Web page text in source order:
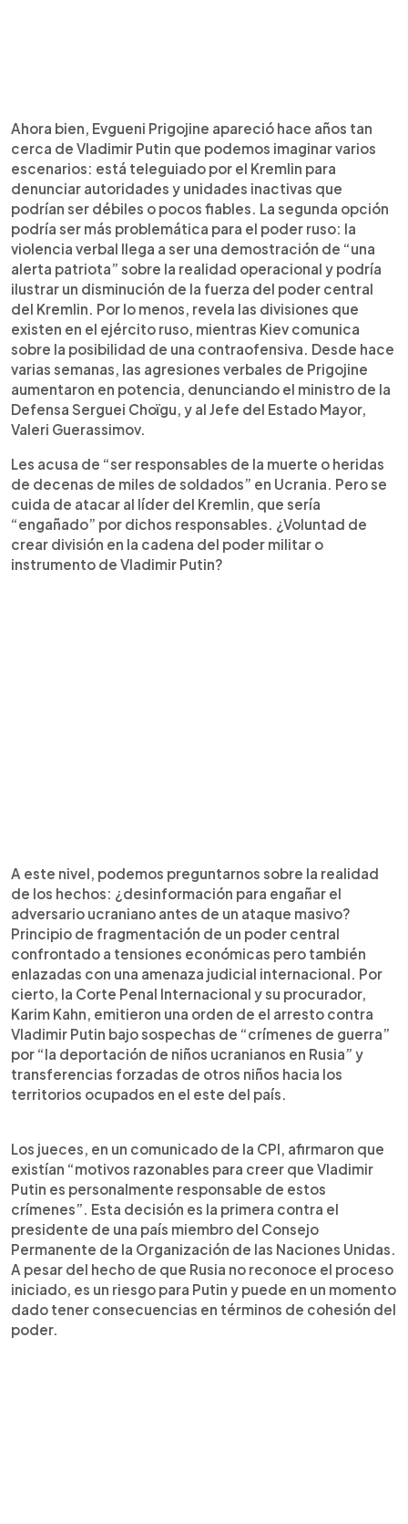
Ahora bien, Evgueni Prigojine apareció hace años tan
cerca de Vladimir Putin que podemos imaginar varios
escenarios: está teleguiado por el Kremlin para
denunciar autoridades y unidades inactivas que
podrían ser débiles o pocos fiables. La segunda opción
podría ser más problemática para el poder ruso: la
violencia verbal llega a ser una demostración de “una
alerta patriota” sobre la realidad operacional y podría
ilustrar un disminución de la fuerza del poder central
del Kremlin. Por lo menos, revela las divisiones que
existen en el ejército ruso, mientras Kiev comunica
sobre la posibilidad de una contraofensiva. Desde hace
varias semanas, las agresiones verbales de Prigojine
aumentaron en potencia, denunciando el ministro de la
Defensa Serguei Choïgu, y al Jefe del Estado Mayor,
Valeri Guerassimov.
Les acusa de “ser responsables de la muerte o heridas
de decenas de miles de soldados” en Ucrania. Pero se
cuida de atacar al líder del Kremlin, que sería
“engañado” por dichos responsables. ¿Voluntad de
crear división en la cadena del poder militar o
instrumento de Vladimir Putin?
A este nivel, podemos preguntarnos sobre la realidad
de los hechos: ¿desinformación para engañar el
adversario ucraniano antes de un ataque masivo?
Principio de fragmentación de un poder central
confrontado a tensiones económicas pero también
enlazadas con una amenaza judicial internacional. Por
cierto, la Corte Penal Internacional y su procurador,
Karim Kahn, emitieron una orden de el arresto contra
Vladimir Putin bajo sospechas de “crímenes de guerra”
por “la deportación de niños ucranianos en Rusia” y
transferencias forzadas de otros niños hacia los
territorios ocupados en el este del país.
Los jueces, en un comunicado de la CPI, afirmaron que
existían “motivos razonables para creer que Vladimir
Putin es personalmente responsable de estos
crímenes”. Esta decisión es la primera contra el
presidente de una país miembro del Consejo
Permanente de la Organización de las Naciones Unidas.
A pesar del hecho de que Rusia no reconoce el proceso
iniciado, es un riesgo para Putin y puede en un momento
dado tener consecuencias en términos de cohesión del
poder.